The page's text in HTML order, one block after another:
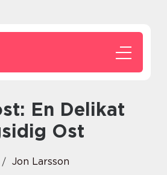
Ost
Jon Larsson